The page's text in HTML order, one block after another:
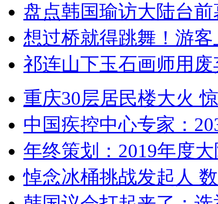
盘点韩国瑜访大陆台
想过桥就得跳舞！游客
祁连山下玉石画师用
重庆30层居民楼大火
中国疾控中心专家：
年终策划：2019年度
悼念冰桶挑战发起人